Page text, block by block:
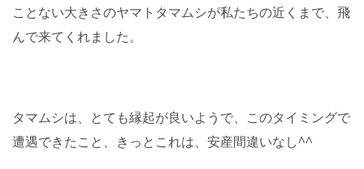
ことない大きさのヤマトタマムシが私たちの近くまで、飛
んで来てくれました。
タマムシは、とても縁起が良いようで、このタイミングで
遭遇できたこと、きっとこれは、安産間違いなし^^